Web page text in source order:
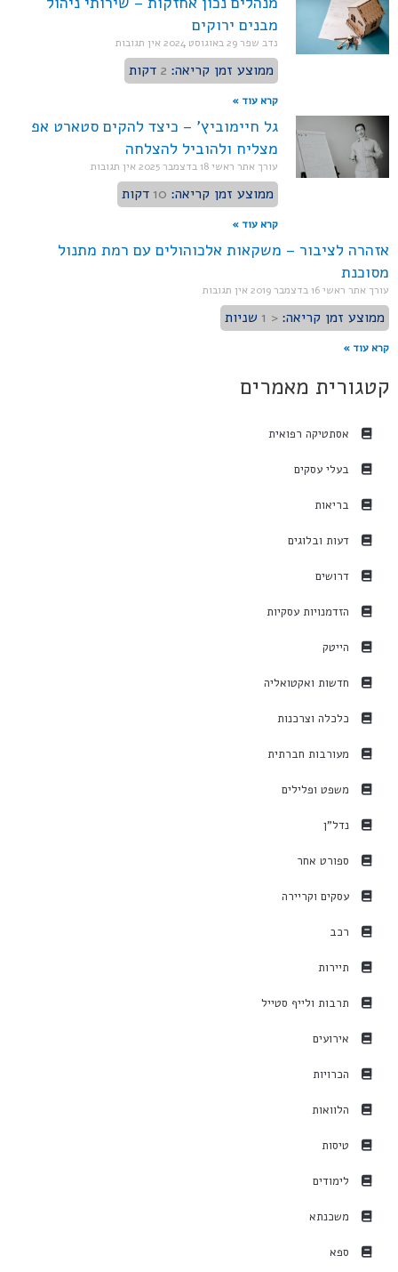
מבנים ירוקים
נדב שפר29 באוגוסט 2024 אין תגובות
ממוצע זמן קריאה: 2 דקות
קרא עוד »
גל חיימוביץ' – כיצד להקים סטארט אפ
מצליח ולהוביל להצלחה
עורך אתר ראשי18 בדצמבר 2025 אין תגובות
ממוצע זמן קריאה: 10 דקות
קרא עוד »
אזהרה לציבור – משקאות אלכוהולים עם רמת מתנול
מסוכנת
עורך אתר ראשי16 בדצמבר 2019 אין תגובות
ממוצע זמן קריאה: < 1 שניות
קרא עוד »
קטגורית מאמרים
אסתטיקה רפואית
בעלי עסקים
בריאות
דעות ובלוגים
דרושים
הזדמנויות עסקיות
הייטק
חדשות ואקטואליה
כלכלה וצרכנות
מעורבות חברתית
משפט ופלילים
נדל"ן
ספורט אחר
עסקים וקריירה
רכב
תיירות
תרבות ולייף סטייל
אירועים
הכרויות
הלוואות
טיסות
לימודים
משכנתא
ספא